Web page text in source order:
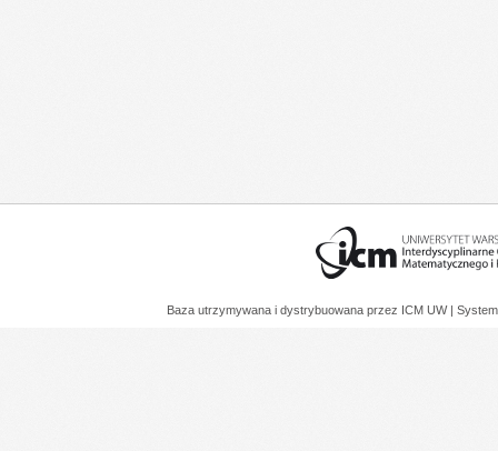
Baza utrzymywana i dystrybuowana przez ICM UW |